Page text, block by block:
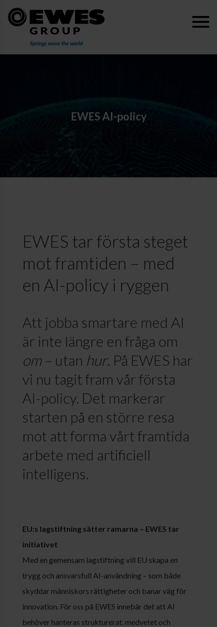
EWES AI-policy
EWES tar första steget
mot framtiden – med
en AI-policy i ryggen
Att jobba smartare med AI
är inte längre en fråga om
om– utan hur. På EWES har
vi nu tagit fram vår första
AI-policy. Det markerar
starten på en större resa
mot att forma vårt framtida
arbete med artificiell
intelligens.
EU:s lagstiftning sätter ramarna – EWES tar
initiativet
Med en gemensam lagstiftning vill EU skapa en
trygg och ansvarsfull AI-användning – som både
skyddar människors rättigheter och banar väg för
innovation. För oss på EWES innebär det att AI
behöver hanteras strukturerat, medvetet och